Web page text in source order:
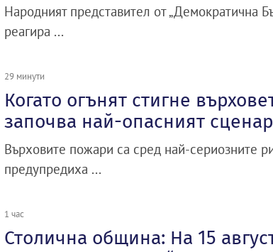
Народният представител от „Демократична
реагира ...
29 минути
Когато огънят стигне
започва най-опасният
Върховите пожари са сред най-сериозните
предупредиха ...
1 час
Столична община: На 15